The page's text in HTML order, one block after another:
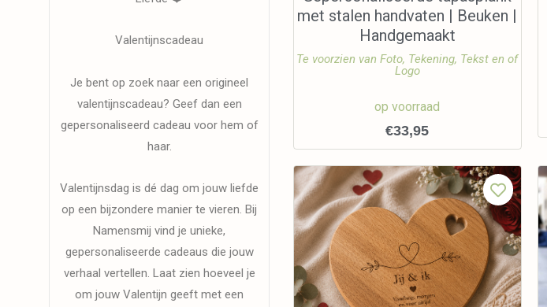
Valentijnscadeau
Je bent op zoek naar een origineel
valentijnscadeau? Geef dan een
gepersonaliseerd cadeau voor hem of
haar.
Valentijnsdag is dé dag om jouw liefde
op een bijzondere manier te vieren. Bij
Namensmij vind je unieke,
gepersonaliseerde cadeaus die jouw
verhaal vertellen. Laat zien hoeveel je
om jouw Valentijn geeft met een
met stalen handvaten | Beuken |
Handgemaakt
Te voorzien van Foto, Tekening, Tekst en of
Logo
op voorraad
€33,95